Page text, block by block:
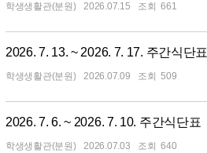
학생생활관(분원) 2026.07.15 661
2026. 7. 13. ~ 2026. 7. 17. 주간식단표
학생생활관(분원) 2026.07.09 509
2026. 7. 6. ~ 2026. 7. 10. 주간식단표
학생생활관(분원) 2026.07.03 640